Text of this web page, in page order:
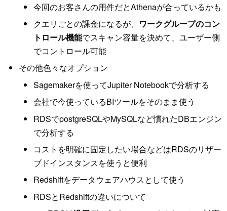
今回のお客さんの用件だとAthenaが合っているかも
クエリごとの課金になるが、
ワークグループのコン
トロール機能でスキャン容量を決めて、ユーザー側
でコントロール可能
その他色々なオプション
Sagemakerを使ってJupiter Notebookで分析する
会社で今使っているBIツールをそのまま使う
RDSでpostgreSQLやMySQLなど慣れたDBエンジン
で分析する
コストを明確に固定したい場合などはRDSのリザー
ブドインスタンスを使うと便利
Redshiftをデータウェアハウスとして使う
RDSとRedshiftの違いについて